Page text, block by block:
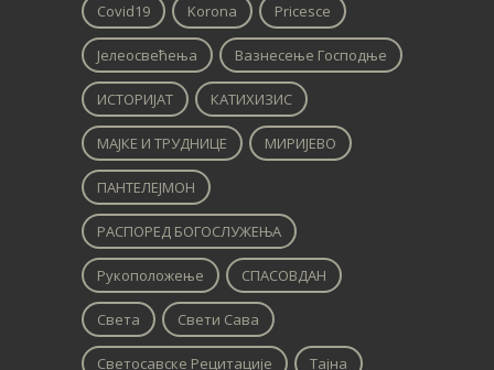
Covid19 Korona Pricesce
Јелеосвећења Вазнесење Господње
ИСТОРИЈАТ КАТИХИЗИС
МАЈКЕ И ТРУДНИЦЕ МИРИЈЕВО
ПАНТЕЛЕЈМОН
РАСПОРЕД БОГОСЛУЖЕЊА
Рукоположење СПАСОВДАН
Света Свети Сава
Светосавске Рецитације Тајна